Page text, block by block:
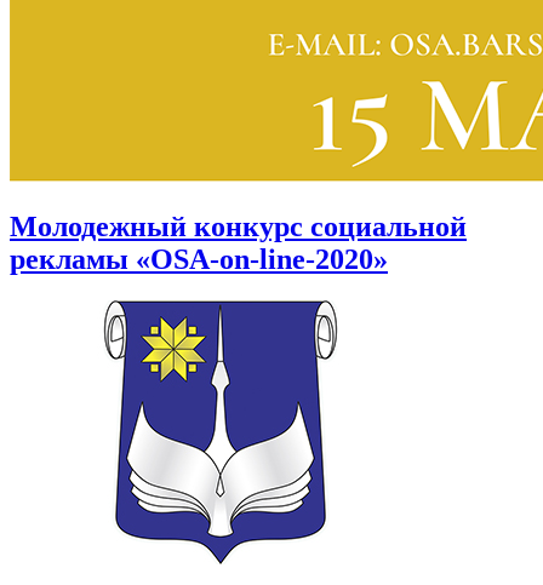
Молодежный конкурс социальной
рекламы «OSA-on-line-2020»